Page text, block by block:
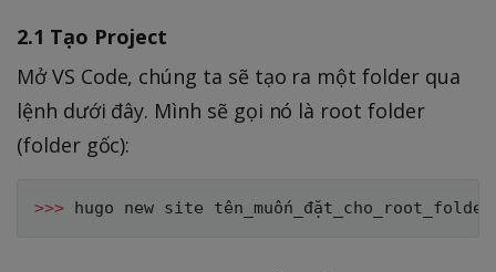
2.1 Tạo Project
Mở VS Code, chúng ta sẽ tạo ra một folder qua
lệnh dưới đây. Mình sẽ gọi nó là root folder
(folder gốc):
>>>